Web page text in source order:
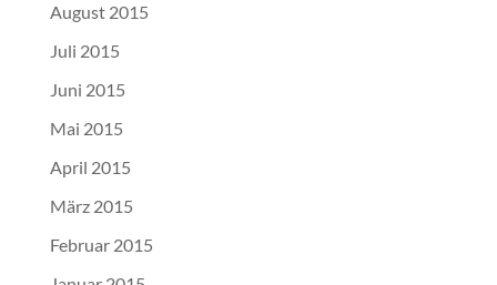
August 2015
Juli 2015
Juni 2015
Mai 2015
April 2015
März 2015
Februar 2015